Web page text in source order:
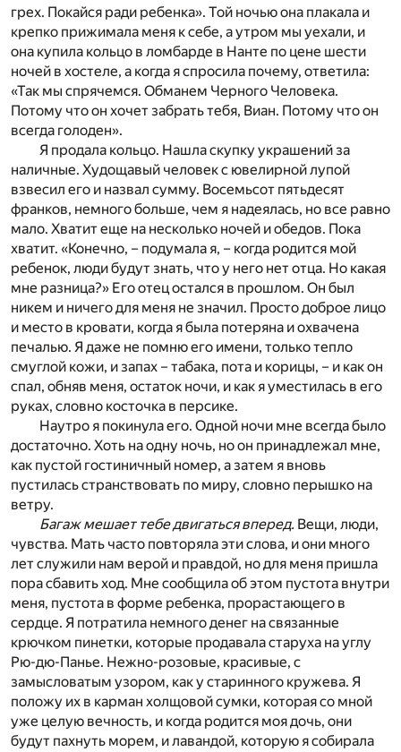
грех. Покайся ради ребенка». Той ночью она плакала и
крепко прижимала меня к себе, а утром мы уехали, и
она купила кольцо в ломбарде в Нанте по цене шести
ночей в хостеле, а когда я спросила почему, ответила:
«Так мы спрячемся. Обманем Черного Человека.
Потому что он хочет забрать тебя, Виан. Потому что он
всегда голоден».
Я продала кольцо. Нашла скупку украшений за
наличные. Худощавый человек с ювелирной лупой
взвесил его и назвал сумму. Восемьсот пятьдесят
франков, немного больше, чем я надеялась, но все равно
мало. Хватит еще на несколько ночей и обедов. Пока
хватит. «Конечно, – подумала я, – когда родится мой
ребенок, люди будут знать, что у него нет отца. Но какая
мне разница?» Его отец остался в прошлом. Он был
никем и ничего для меня не значил. Просто доброе лицо
и место в кровати, когда я была потеряна и охвачена
печалью. Я даже не помню его имени, только тепло
смуглой кожи, и запах – табака, пота и корицы, – и как он
спал, обняв меня, остаток ночи, и как я уместилась в его
руках, словно косточка в персике.
Наутро я покинула его. Одной ночи мне всегда было
достаточно. Хоть на одну ночь, но он принадлежал мне,
как пустой гостиничный номер, а затем я вновь
пустилась странствовать по миру, словно перышко на
ветру.
Багаж мешает тебе двигаться вперед. Вещи, люди,
чувства. Мать часто повторяла эти слова, и они много
лет служили нам верой и правдой, но для меня пришла
пора сбавить ход. Мне сообщила об этом пустота внутри
меня, пустота в форме ребенка, прорастающего в
сердце. Я потратила немного денег на связанные
крючком пинетки, которые продавала старуха на углу
Рю-дю-Панье. Нежно-розовые, красивые, с
замысловатым узором, как у старинного кружева. Я
положу их в карман холщовой сумки, которая со мной
уже целую вечность, и когда родится моя дочь, они
будут пахнуть морем, и лавандой, которую я собирала